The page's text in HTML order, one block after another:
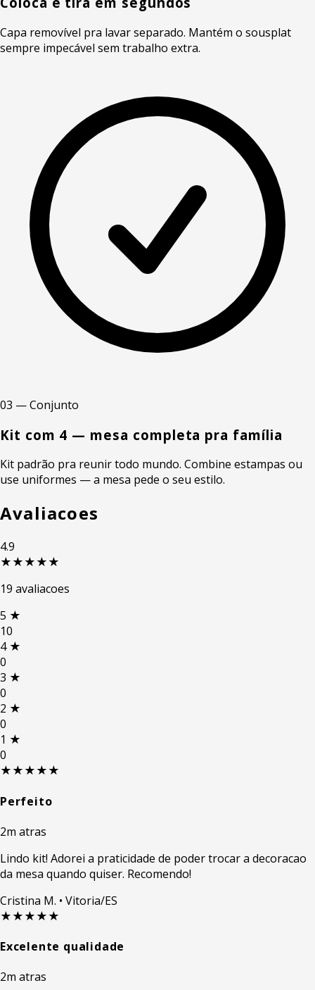
Capa removível pra lavar separado. Mantém o sousplat
sempre impecável sem trabalho extra.
03 — Conjunto
Kit com 4 — mesa completa pra família
Kit padrão pra reunir todo mundo. Combine estampas ou
use uniformes — a mesa pede o seu estilo.
Avaliacoes
4.9
★★★★★
19 avaliacoes
5 ★
10
4 ★
0
3 ★
0
2 ★
0
1 ★
0
★★★★★
Perfeito
2m atras
Lindo kit! Adorei a praticidade de poder trocar a decoracao
da mesa quando quiser. Recomendo!
Cristina M. • Vitoria/ES
★★★★★
Excelente qualidade
2m atras